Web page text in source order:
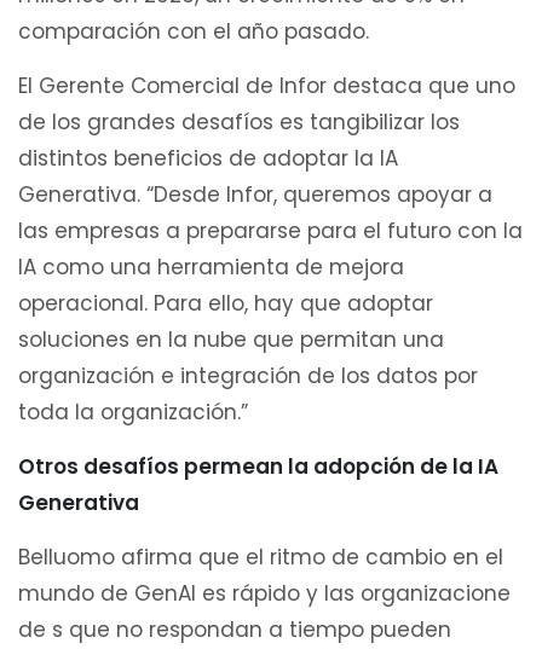
comparación con el año pasado.
El Gerente Comercial de Infor destaca que uno
de los grandes desafíos es tangibilizar los
distintos beneficios de adoptar la IA
Generativa. “Desde Infor, queremos apoyar a
las empresas a prepararse para el futuro con la
IA como una herramienta de mejora
operacional. Para ello, hay que adoptar
soluciones en la nube que permitan una
organización e integración de los datos por
toda la organización.”
Otros desafíos permean la adopción de la IA
Generativa
Belluomo afirma que el ritmo de cambio en el
mundo de GenAI es rápido y las organizacione
de s que no respondan a tiempo pueden